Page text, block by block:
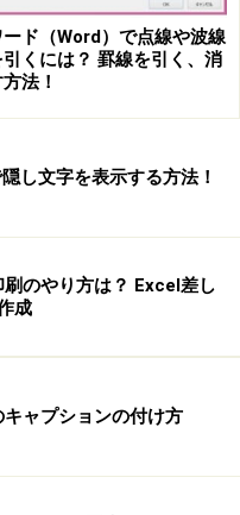
す（Word 2007では、
ージ設定］の右下にあ
ル］をクリック）。
ァイル］→［ページ設
イアログボックスを開
ジレイアウト］タブの
イアログボックス起動
ード（Word）で点線や波線
引くには？ 罫線を引く、消
法！
し文字を表示する方法！
のやり方は？ Excel差し
成
ャプションの付け方